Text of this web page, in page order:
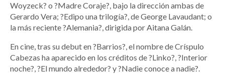
Woyzeck? o ?Madre Coraje?, bajo la dirección ambas de
Gerardo Vera; ?Edipo una trilogía?, de George Lavaudant; o
la más reciente ?Alemania?, dirigida por Aitana Galán.
En cine, tras su debut en ?Barrios?, el nombre de Críspulo
Cabezas ha aparecido en los créditos de ?Linko?, ?Interior
noche?, ?El mundo alrededor? y ?Nadie conoce a nadie?.